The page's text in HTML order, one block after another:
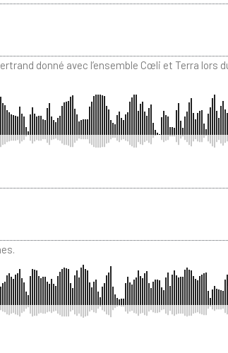
donné avec l’ensemble Cœli et Terra lors